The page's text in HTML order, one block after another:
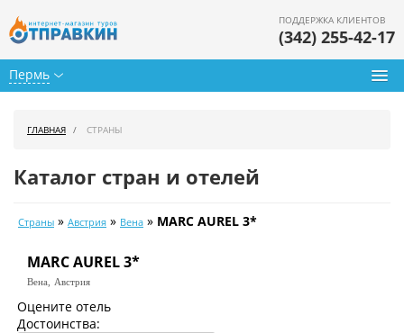
Пермь
ПОДДЕРЖКА КЛИЕНТОВ
(342) 255-42-17
Календарь туров
Цены дня
Страны
ГЛАВНАЯ СТРАНЫ
Каталог стран и отелей
Страны » Австрия » Вена » MARC AUREL 3*
MARC AUREL 3*
Вена, Австрия
Оцените отель
Достоинства: